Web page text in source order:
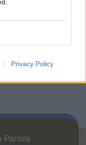
Privacy Policy